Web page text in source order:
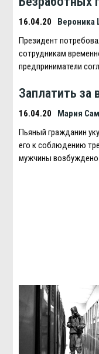
16.04.20 Вероника
Президент
сотрудникам
предприниматели
Заплатить
16.04.20 Мария
Пьяный гражданин
его к соблюдению
мужчины